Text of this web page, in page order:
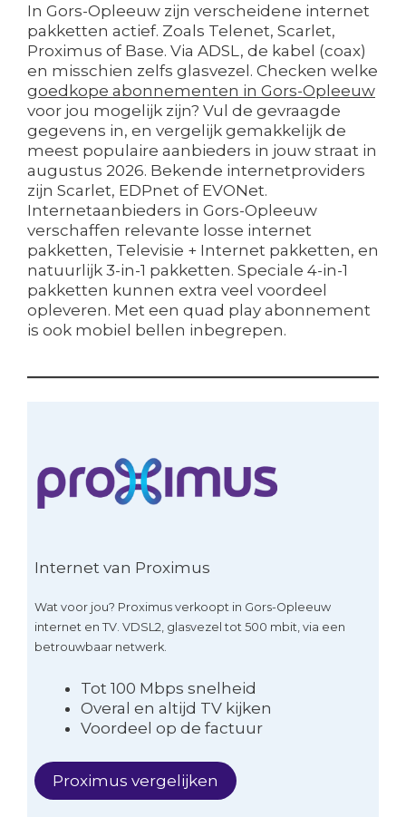
In Gors-Opleeuw zijn verscheidene internet
pakketten actief. Zoals Telenet, Scarlet,
Proximus of Base. Via ADSL, de kabel (coax)
en misschien zelfs glasvezel. Checken welke
goedkope abonnementen in Gors-Opleeuw
voor jou mogelijk zijn? Vul de gevraagde
gegevens in, en vergelijk gemakkelijk de
meest populaire aanbieders in jouw straat in
augustus 2026. Bekende internetproviders
zijn Scarlet, EDPnet of EVONet.
Internetaanbieders in Gors-Opleeuw
verschaffen relevante losse internet
pakketten, Televisie + Internet pakketten, en
natuurlijk 3-in-1 pakketten. Speciale 4-in-1
pakketten kunnen extra veel voordeel
opleveren. Met een quad play abonnement
is ook mobiel bellen inbegrepen.
Internet van Proximus
Wat voor jou? Proximus verkoopt in Gors-Opleeuw
internet en TV. VDSL2, glasvezel tot 500 mbit, via een
betrouwbaar netwerk.
Tot 100 Mbps snelheid
Overal en altijd TV kijken
Voordeel op de factuur
Proximus vergelijken